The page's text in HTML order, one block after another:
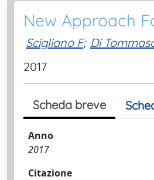
New Approach
Scigliano F; Di
2017
Scheda breve
Anno
2017
Citazione